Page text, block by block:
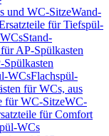
und WC-SitzeWand-
für Tiefspül-
Stand-
AP-Spülkasten
WCsFlachspül-
für WCs, aus
für WC-SitzeWC-
für Comfort
WCs